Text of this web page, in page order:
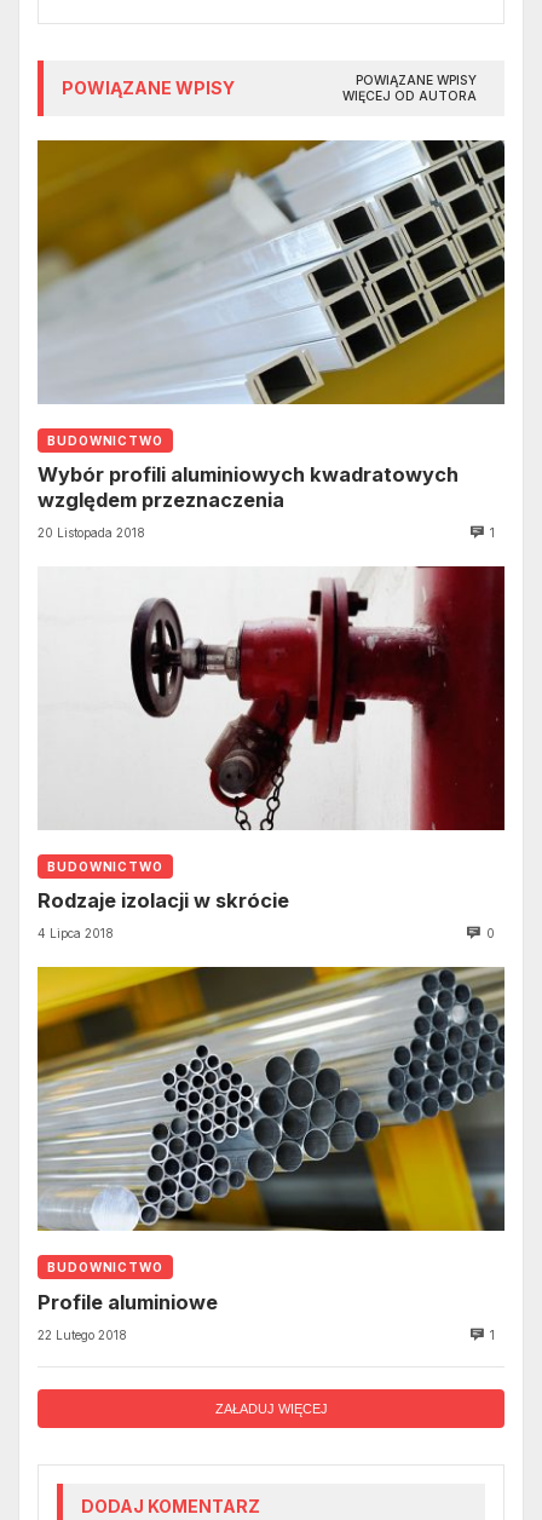
POWIĄZANE WPISY
POWIĄZANE WPISY
WIĘCEJ OD AUTORA
BUDOWNICTWO
Wybór profili aluminiowych kwadratowych
względem przeznaczenia
20 Listopada 2018 1
BUDOWNICTWO
Rodzaje izolacji w skrócie
4 Lipca 2018 0
BUDOWNICTWO
Profile aluminiowe
22 Lutego 2018 1
ZAŁADUJ WIĘCEJ
DODAJ KOMENTARZ